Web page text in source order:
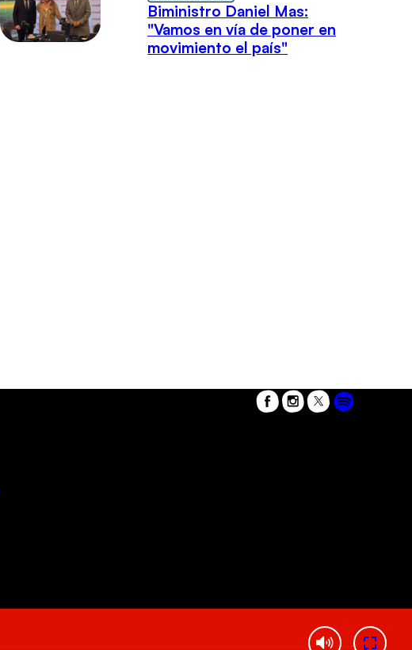
Biministro Daniel Mas:
"Vamos en vía de poner en
movimiento el país"